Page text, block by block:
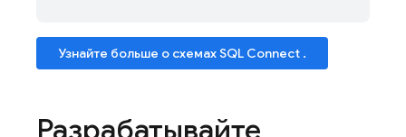
Узнайте больше о схемахSQL Connect .
Разрабатывайте